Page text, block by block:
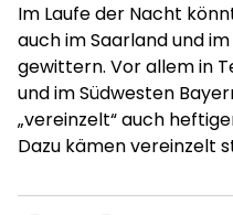
Im Laufe der Nacht
auch im Saarland und
gewittern. Vor allem in
und im Südwesten
„vereinzelt“ auch
Dazu kämen vereinzelt